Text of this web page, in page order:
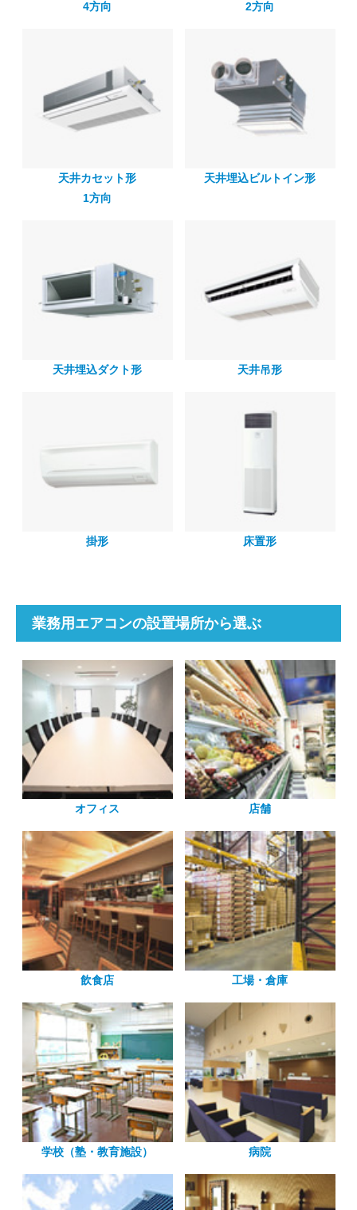
4方向 2方向
天井カセット形
1方向
天井埋込ビルトイン形
天井埋込ダクト形 天井吊形
掛形 床置形
業務用エアコンの設置場所から選ぶ
オフィス 店舗
飲食店 工場・倉庫
学校（塾・教育施設） 病院